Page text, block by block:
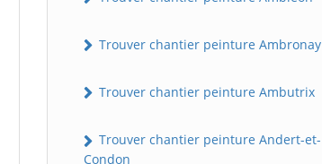
Trouver chantier peinture Ambronay
Trouver chantier peinture Ambutrix
Trouver chantier peinture Andert-et-
Condon